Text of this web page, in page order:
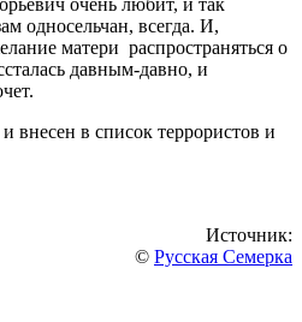
очень любит, и так
односельчан, всегда. И,
матери распространяться о
давным-давно, и
внесен в список террористов и
Источник:
© Русская Семерка